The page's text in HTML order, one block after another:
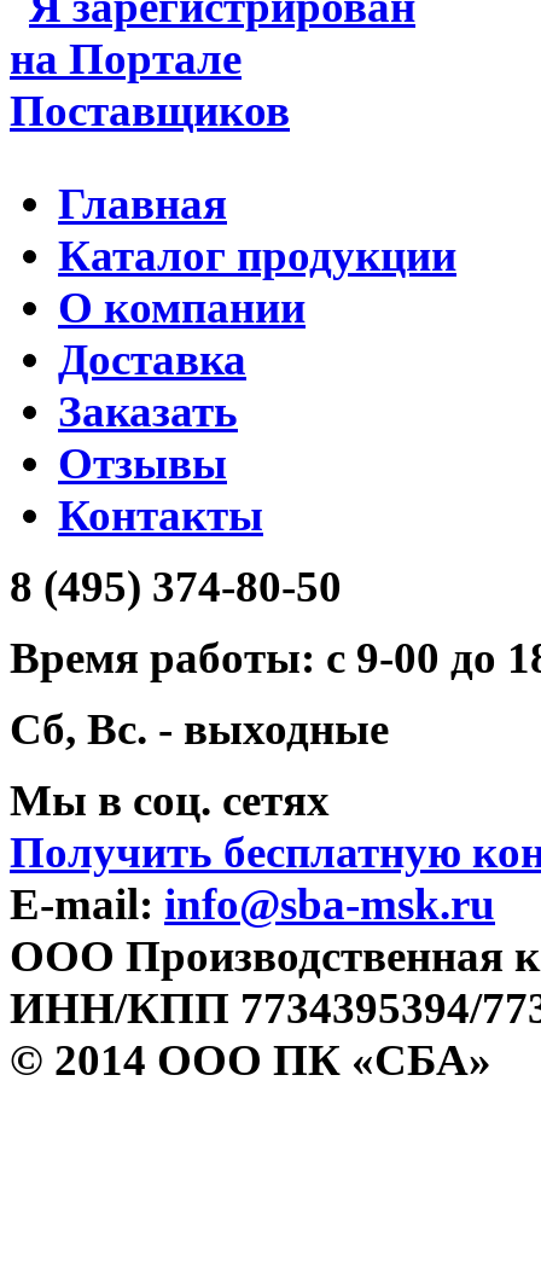
Главная
Каталог продукции
О компании
Доставка
Заказать
Отзывы
Контакты
8 (495) 374-80-50
Время работы: с 9-00 до
Сб, Вс. - выходные
Мы в соц. сетях
Получить бесплатную
E-mail: info@sba-msk.ru
ООО Производственная
ИНН/КПП 7734395394/
© 2014 ООО ПК «СБА»